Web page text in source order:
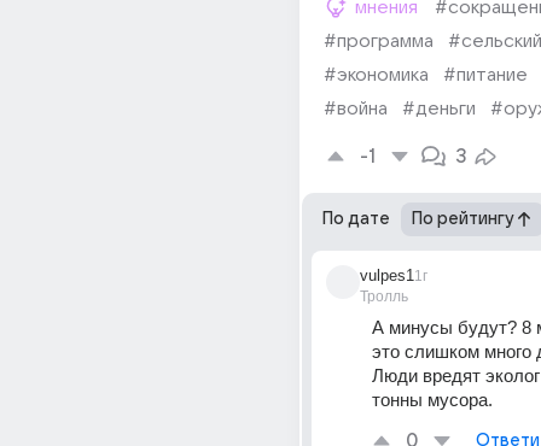
мнения
#программа
#сельский
#экономика
#питание
#война
#деньги
-1 3
По дате По рейтингу
vulpes1
Тролль
1г
А минусы будут? 8
это слишком много
Люди вредят
тонны мусора.
0